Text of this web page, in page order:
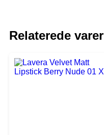
Relaterede varer